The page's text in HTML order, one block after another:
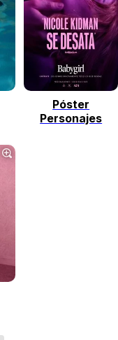
Tráiler 'Do Not Enter' (2026)
Póster
Personajes